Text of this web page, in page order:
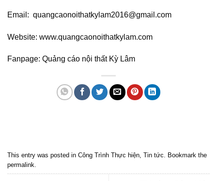
Email: quangcaonoithatkylam2016@gmail.com
Website: www.quangcaonoithatkylam.com
Fanpage: Quảng cáo nội thất Kỳ Lâm
This entry was posted in Công Trình Thực hiện Tin tức . Bookmark the
permalink